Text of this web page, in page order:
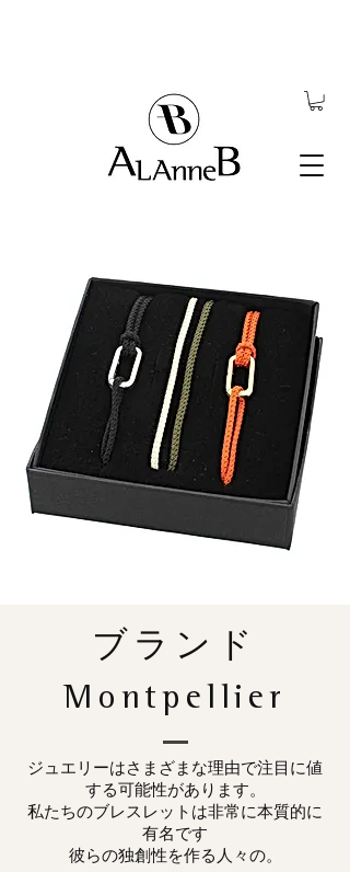
ブランド
Montpellier
ジュエリーはさまざまな理由で注目に値
する可能性があります。
私たちのブレスレットは非常に本質的に
有名です
彼らの独創性を作る人々の。